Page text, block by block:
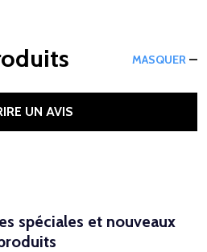
MASQUER
UN AVIS
spéciales et nouveaux